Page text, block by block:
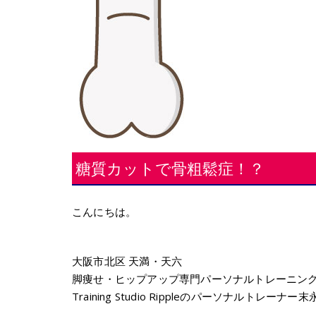
糖質カットで骨粗鬆症！？
こんにちは。
大阪市北区 天満・天六
脚痩せ・ヒップアップ専門パーソナルトレーニン
Training Studio Rippleのパーソナルトレーナー末